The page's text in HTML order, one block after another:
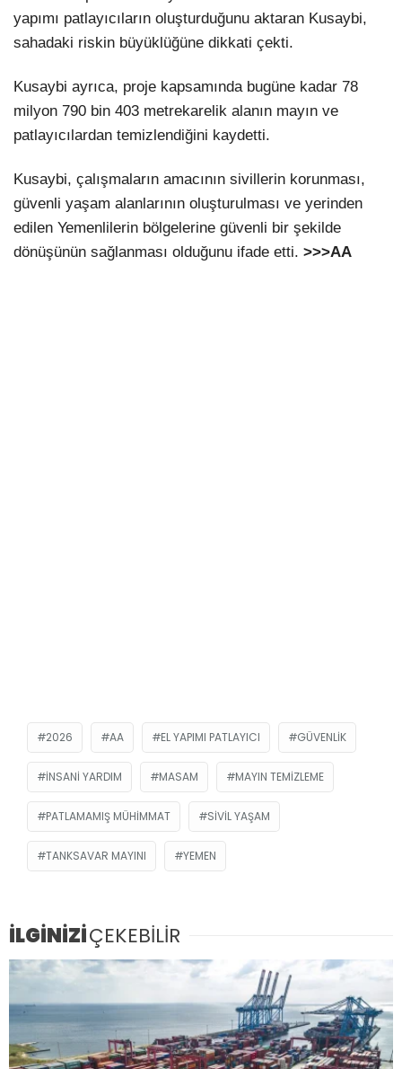
yapımı patlayıcıların oluşturduğunu aktaran Kusaybi,
sahadaki riskin büyüklüğüne dikkati çekti.
Kusaybi ayrıca, proje kapsamında bugüne kadar 78
milyon 790 bin 403 metrekarelik alanın mayın ve
patlayıcılardan temizlendiğini kaydetti.
Kusaybi, çalışmaların amacının sivillerin korunması,
güvenli yaşam alanlarının oluşturulması ve yerinden
edilen Yemenlilerin bölgelerine güvenli bir şekilde
dönüşünün sağlanması olduğunu ifade etti. >>>AA
2026 AA EL YAPIMI PATLAYICI GÜVENLIK
INSANI YARDIM MASAM MAYIN TEMIZLEME
PATLAMAMIŞ MÜHIMMAT SIVIL YAŞAM
TANKSAVAR MAYINI YEMEN
İLGİNİZİÇEKEBİLİR